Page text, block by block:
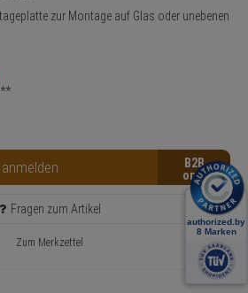
zur Montage auf Glas oder unebenen
B2B
Fragen zum Artikel
Zum Merkzettel